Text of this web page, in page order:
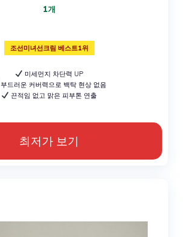
1개
조선미녀선크림 베스트1위
미세먼지 차단력 UP
부드러운 커버력으로 백탁 현상 없음
끈적임 없고 맑은 피부톤 연출
최저가 보기